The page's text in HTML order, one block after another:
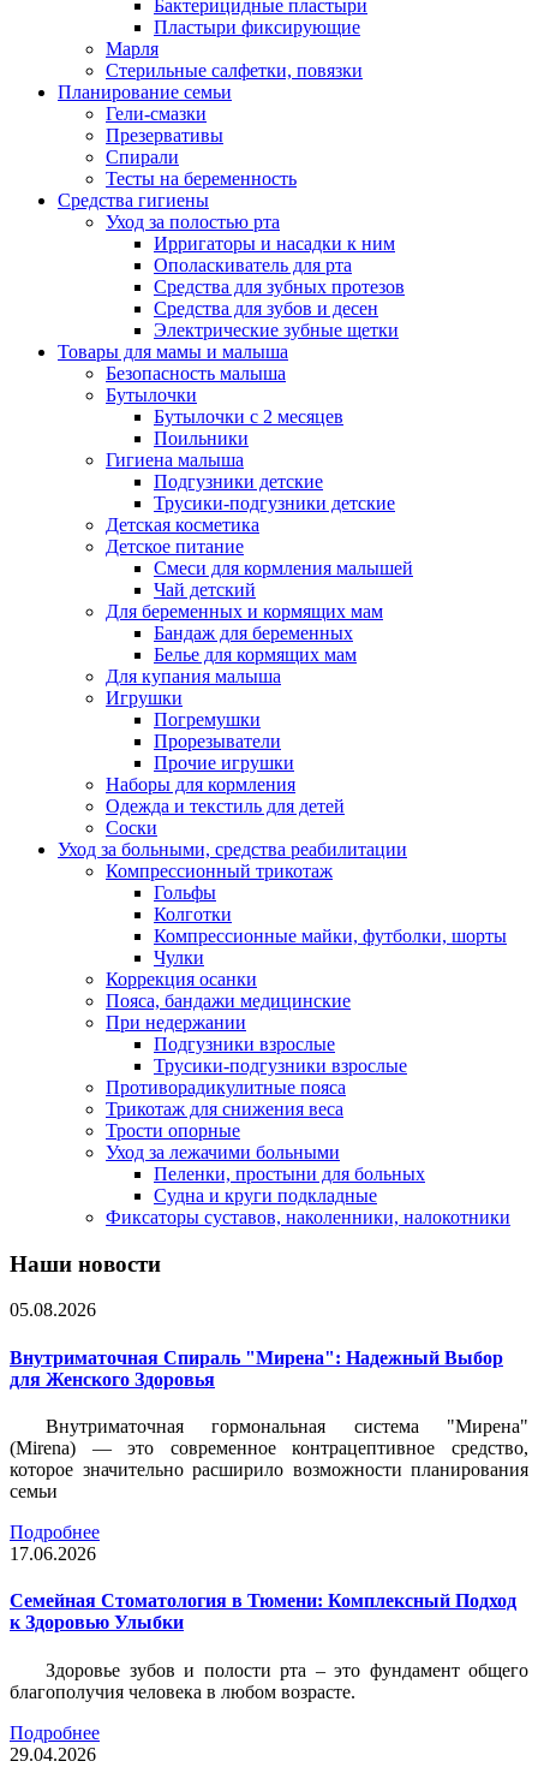
Бактерицидные пластыри
Пластыри фиксирующие
Марля
Стерильные салфетки, повязки
Планирование семьи
Гели-смазки
Презервативы
Спирали
Тесты на беременность
Средства гигиены
Уход за полостью рта
Ирригаторы и насадки к ним
Ополаскиватель для рта
Средства для зубных протезов
Средства для зубов и десен
Электрические зубные щетки
Товары для мамы и малыша
Безопасность малыша
Бутылочки
Бутылочки с 2 месяцев
Поильники
Гигиена малыша
Подгузники детские
Трусики-подгузники детские
Детская косметика
Детское питание
Смеси для кормления малышей
Чай детский
Для беременных и кормящих мам
Бандаж для беременных
Белье для кормящих мам
Для купания малыша
Игрушки
Погремушки
Прорезыватели
Прочие игрушки
Наборы для кормления
Одежда и текстиль для детей
Соски
Уход за больными, средства реабилитации
Компрессионный трикотаж
Гольфы
Колготки
Компрессионные майки, футболки, шорты
Чулки
Коррекция осанки
Пояса, бандажи медицинские
При недержании
Подгузники взрослые
Трусики-подгузники взрослые
Противорадикулитные пояса
Трикотаж для снижения веса
Трости опорные
Уход за лежачими больными
Пеленки, простыни для больных
Судна и круги подкладные
Фиксаторы суставов, наколенники, налокотники
Наши новости
05.08.2026
Внутриматочная Спираль "Мирена": Надежный Выбор
для Женского Здоровья
Внутриматочная гормональная система "Мирена"
(Mirena) — это современное контрацептивное средство,
которое значительно расширило возможности планирования
семьи
Подробнее
17.06.2026
Семейная Стоматология в Тюмени: Комплексный Подход
к Здоровью Улыбки
Здоровье зубов и полости рта – это фундамент общего
благополучия человека в любом возрасте.
Подробнее
29.04.2026